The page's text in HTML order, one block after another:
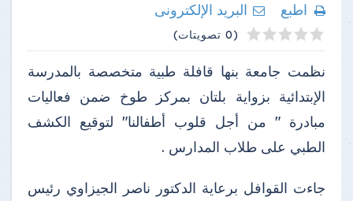
اطبع
البريد الإلكترونى
1
2
3
4
5 (0 تصويتات)
نظمت جامعة بنها قافلة طبية متخصصة بالمدرسة
الإبتدائية بزواية بلتان بمركز طوخ ضمن فعاليات
مبادرة " من أجل قلوب أطفالنا" لتوقيع الكشف
الطبي على طلاب المدارس .
جاءت القوافل برعاية الدكتور ناصر الجيزاوي رئيس